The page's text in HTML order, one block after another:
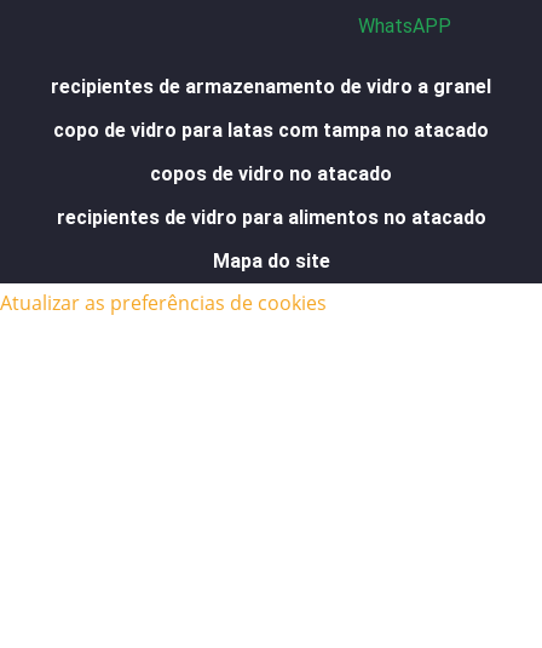
WhatsAPP
recipientes de armazenamento de vidro a granel
copo de vidro para latas com tampa no atacado
copos de vidro no atacado
recipientes de vidro para alimentos no atacado
Mapa do site
Atualizar as preferências de cookies